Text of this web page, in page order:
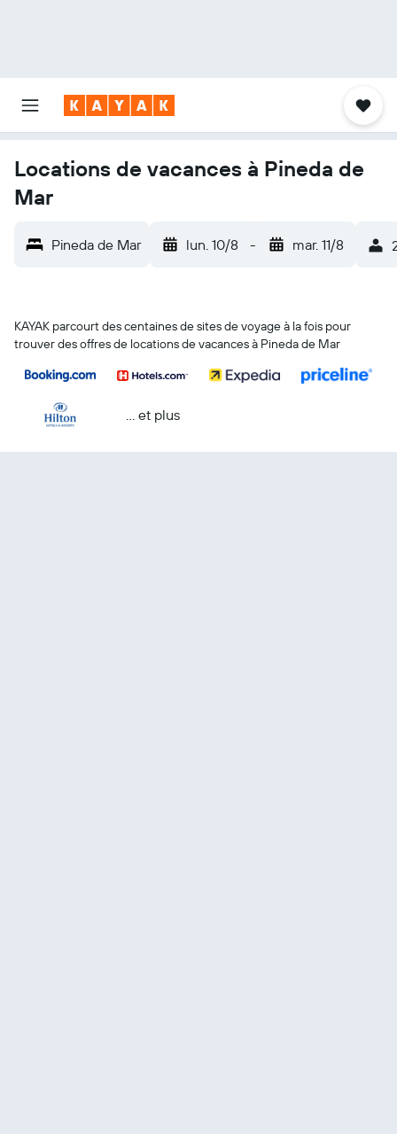
Locations de vacances à Pineda de
Mar
Pineda de Mar lun. 10/8 - mar. 11/8
KAYAK parcourt des centaines de sites de voyage à la fois pour
trouver des offres de locations de vacances à Pineda de Mar
… et plus